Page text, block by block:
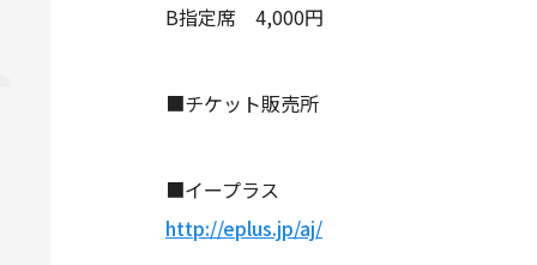
B指定席 4,000円
■チケット販売所
■イープラス
http://eplus.jp/aj/